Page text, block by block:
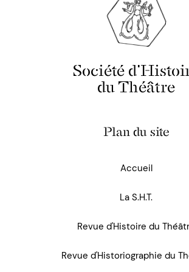
Société
du Théâtre
Plan du site
Accueil
La S.H.T.
Revue d'Histoire du
Revue d'Historiographie du